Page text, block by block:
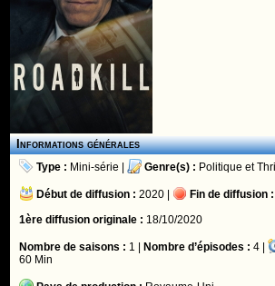
Informations générales
Type : Mini-série | Genre(s) : Politique et
Début de diffusion : 2020 | Fin de diffusion :
1ère diffusion originale : 18/10/2020
Nombre de saisons : 1 | Nombre d’épisodes : 4 |
60 Min